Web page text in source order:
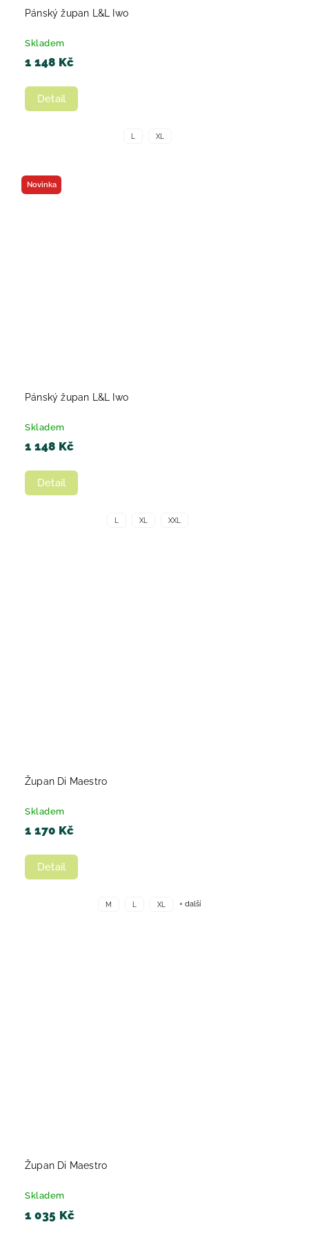
Pánský župan L&L Iwo
Skladem
1 148 Kč
Detail
XL
Novinka
Pánský župan L&L Iwo
Skladem
1 148 Kč
Detail
XL XXL
Župan Di Maestro
Skladem
1 170 Kč
Detail
M XL + další
Župan Di Maestro
Skladem
1 035 Kč